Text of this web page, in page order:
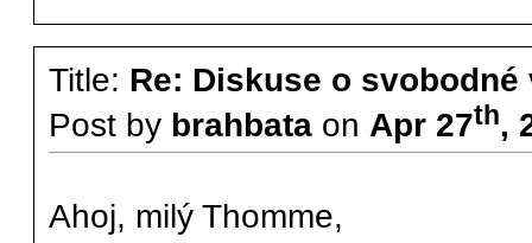
Title: Re: Diskuse o svobodné
Post by brahbataon Apr 27th,
Ahoj, milý Thomme,